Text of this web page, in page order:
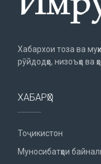
Хабархои тоза ва
рӯйдодҳо, низоъҳо ва
ХАБАРҲО
Тоҷикистон
Муносибатҳои